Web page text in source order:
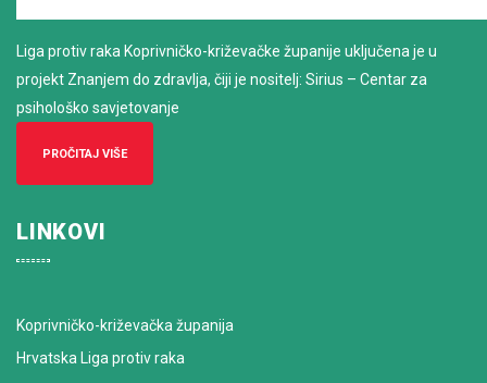
Liga protiv raka Koprivničko-križevačke županije uključena je u
projekt Znanjem do zdravlja, čiji je nositelj: Sirius – Centar za
psihološko savjetovanje
PROČITAJ VIŠE
LINKOVI
Koprivničko-križevačka županija
Hrvatska Liga protiv raka